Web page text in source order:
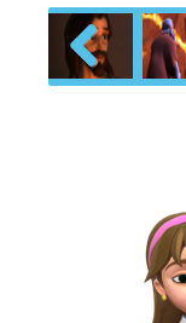
Previous